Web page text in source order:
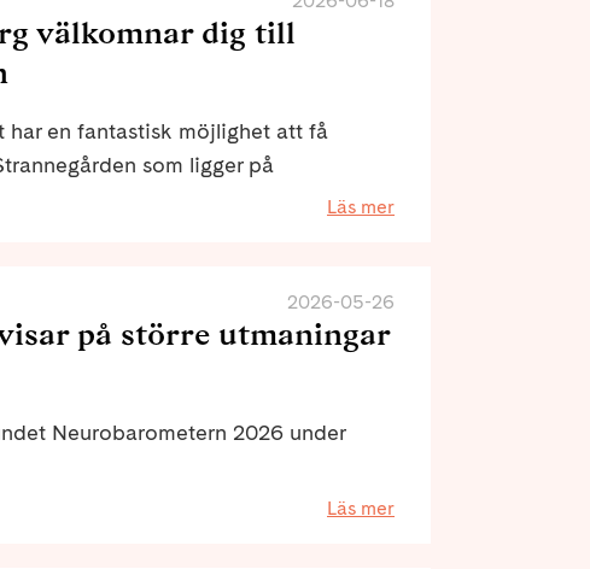
välkomnar dig till
har en fantastisk möjlighet att få
som ligger på
Läs mer
2026-05-26
på större utmaningar
Neurobarometern 2026 under
Läs mer